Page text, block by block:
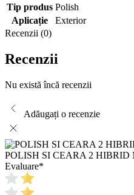
Tip produs Polish
Aplicație
Exterior
Recenzii (0)
Recenzii
Nu există încă recenzii
Adăugați o recenzie
POLISH SI CEARA 2 HIBRID
Evaluare*